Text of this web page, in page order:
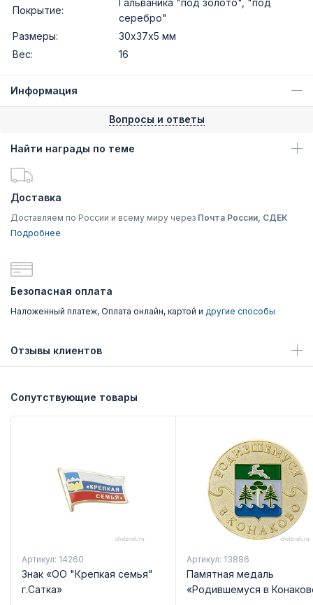
Покрытие:
серебро"
Размеры:
30х37х5 мм
Вес:
16
Информация
Вопросы и ответы
Найти награды по теме
Доставка
Доставляем по России и всему миру через Почта России, СДЕК
Подробнее
Безопасная оплата
Наложенный платеж, Оплата онлайн, картой и другие способы
Отзывы клиентов
Сопутствующие товары
Артикул: 14260
Знак «ОО "Крепкая семья"
г.Сатка»
Артикул: 13886
Памятная медаль
«Родившемуся в